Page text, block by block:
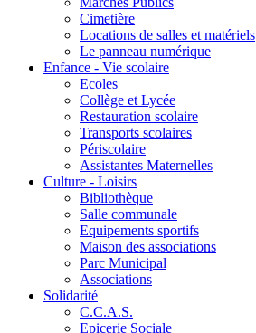
Cimetière
Locations de salles et matériels
Le panneau numérique
Enfance - Vie scolaire
Ecoles
Collège et Lycée
Restauration scolaire
Transports scolaires
Périscolaire
Assistantes Maternelles
Culture - Loisirs
Bibliothèque
Salle communale
Equipements sportifs
Maison des associations
Parc Municipal
Associations
Solidarité
C.C.A.S.
Epicerie Sociale